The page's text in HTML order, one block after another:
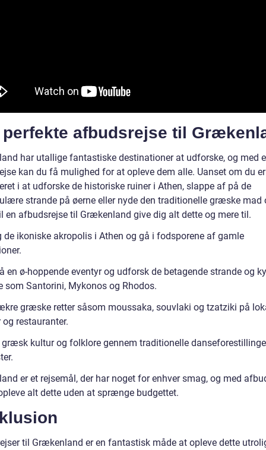
perfekte afbudsrejse til
har utallige fantastiske destinationer at udforske, og med
kan du få mulighed for at opleve dem alle. Uanset om du er
i at udforske de historiske ruiner i Athen, slappe af på de
strande på øerne eller nyde den traditionelle græske mad
en afbudsrejse til Grækenland give dig alt dette og mere til.
de ikoniske akropolis i Athen og gå i fodsporene af gamle
en ø-hoppende eventyr og udforsk de betagende strande og
som Santorini, Mykonos og Rhodos.
græske retter såsom moussaka, souvlaki og tzatziki på
og restauranter.
kultur og folklore gennem traditionelle
er et rejsemål, der har noget for enhver smag, og med
alt dette uden at sprænge budgettet.
til Grækenland er en fantastisk måde at opleve dette